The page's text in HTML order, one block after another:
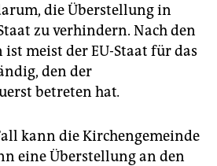
die Überstellung in
zu verhindern. Nach den
meist der EU-Staat für das
den der
betreten hat.
kann die Kirchengemeinde
eine Überstellung an den